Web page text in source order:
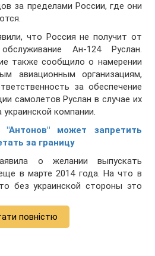
за пределами России, где они
что Россия не получит от
Ан-124 Руслан.
также сообщило о намерении
авиационным организациям,
за обеспечение
самолетов Руслан в случае их
компании.
"Антонов" может запретить
за границу
о желании выпускать
в марте 2014 года. На что в
без украинской стороны это
повністю